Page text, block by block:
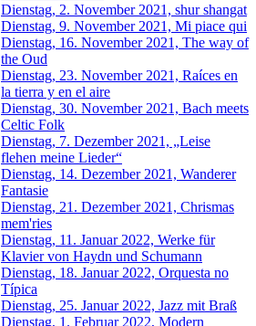
Dienstag, 2. November 2021, shur shangat
Dienstag, 9. November 2021, Mi piace qui
Dienstag, 16. November 2021, The way of
the Oud
Dienstag, 23. November 2021, Raíces en
la tierra y en el aire
Dienstag, 30. November 2021, Bach meets
Celtic Folk
Dienstag, 7. Dezember 2021, „Leise
flehen meine Lieder“
Dienstag, 14. Dezember 2021, Wanderer
Fantasie
Dienstag, 21. Dezember 2021, Chrismas
mem'ries
Dienstag, 11. Januar 2022, Werke für
Klavier von Haydn und Schumann
Dienstag, 18. Januar 2022, Orquesta no
Típica
Dienstag, 25. Januar 2022, Jazz mit Braß
Dienstag, 1. Februar 2022, Modern